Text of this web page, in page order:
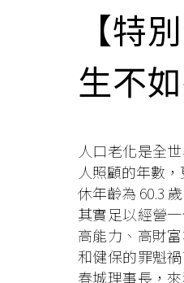
【特
生不
人口老化是全
人照顧的年數
休年齡為 60.3
其實足以經營
高能力、高財
和健保的罪魁
春城理事長，